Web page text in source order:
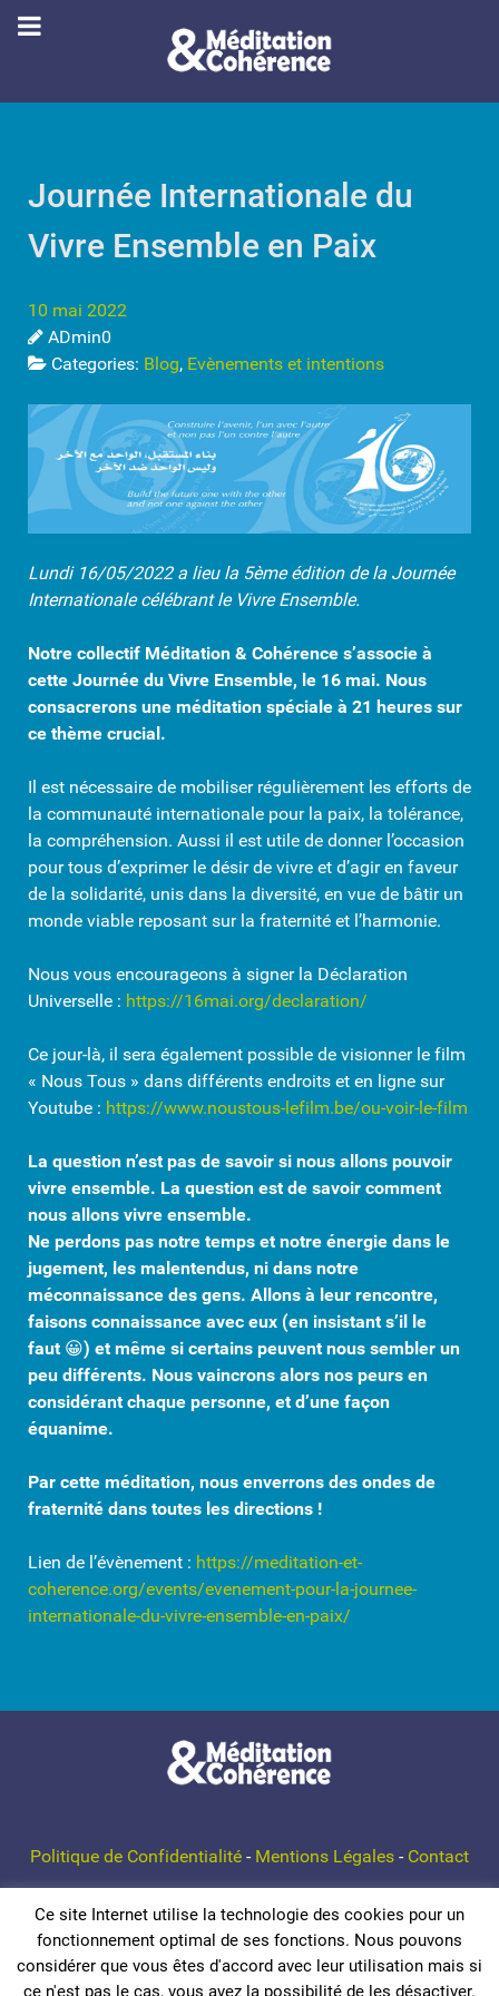
Journée Internationale du
Vivre Ensemble en Paix
10 mai 2022
ADmin0
Categories: Blog, Evènements et intentions
Lundi 16/05/2022 a lieu la 5ème édition de la Journée
Internationale célébrant le Vivre Ensemble.
Notre collectif Méditation & Cohérence s’associe à
cette Journée du Vivre Ensemble, le 16 mai. Nous
consacrerons une méditation spéciale à 21 heures sur
ce thème crucial.
Il est nécessaire de mobiliser régulièrement les efforts de
la communauté internationale pour la paix, la tolérance,
la compréhension. Aussi il est utile de donner l’occasion
pour tous d’exprimer le désir de vivre et d’agir en faveur
de la solidarité, unis dans la diversité, en vue de bâtir un
monde viable reposant sur la fraternité et l’harmonie.
Nous vous encourageons à signer la Déclaration
Universelle : https://16mai.org/declaration/
Ce jour-là, il sera également possible de visionner le film
« Nous Tous » dans différents endroits et en ligne sur
Youtube : https://www.noustous-lefilm.be/ou-voir-le-film
La question n’est pas de savoir si nous allons pouvoir
vivre ensemble. La question est de savoir comment
nous allons vivre ensemble.
Ne perdons pas notre temps et notre énergie dans le
jugement, les malentendus, ni dans notre
méconnaissance des gens. Allons à leur rencontre,
faisons connaissance avec eux (en insistant s’il le
faut 😀) et même si certains peuvent nous sembler un
peu différents. Nous vaincrons alors nos peurs en
considérant chaque personne, et d’une façon
équanime.
Par cette méditation, nous enverrons des ondes de
fraternité dans toutes les directions !
Lien de l’évènement : https://meditation-et-
coherence.org/events/evenement-pour-la-journee-
internationale-du-vivre-ensemble-en-paix/
Politique de Confidentialité - Mentions Légales - Contact
© 2026 Méditation et Cohérence
Ce site Internet utilise la technologie des cookies pour un
fonctionnement optimal de ses fonctions. Nous pouvons
considérer que vous êtes d'accord avec leur utilisation mais si
ce n'est pas le cas, vous avez la possibilité de les désactiver.